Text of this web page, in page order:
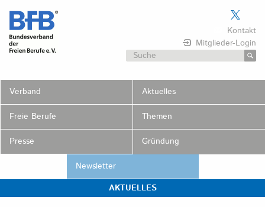
Skip
content
Kontakt
Mitglieder-Login
Suchen
Verband Aktuelles
Freie Berufe Themen
Presse Gründung
Newsletter
AKTUELLES